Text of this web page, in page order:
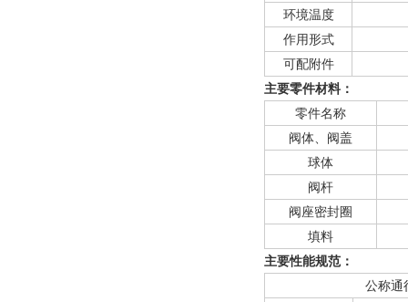
环境温度
作用形式
可配附件
主要零件材料：
零件名称
阀体、阀盖
球体
阀杆
阀座密封圈
填料
主要性能规范：
公称通